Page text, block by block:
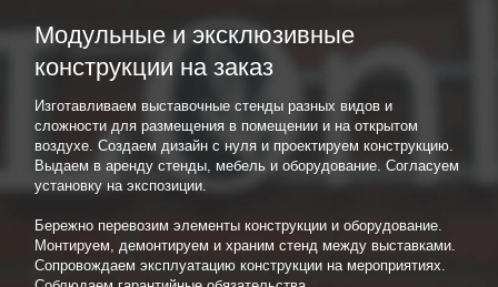
Модульные и эксклюзивные
конструкции на заказ
Изготавливаем выставочные стенды разных видов и
сложности для размещения в помещении и на открытом
воздухе. Создаем дизайн с нуля и проектируем конструкцию.
Выдаем в аренду стенды, мебель и оборудование. Согласуем
установку на экспозиции.
Бережно перевозим элементы конструкции и оборудование.
Монтируем, демонтируем и храним стенд между выставками.
Сопровождаем эксплуатацию конструкции на мероприятиях.